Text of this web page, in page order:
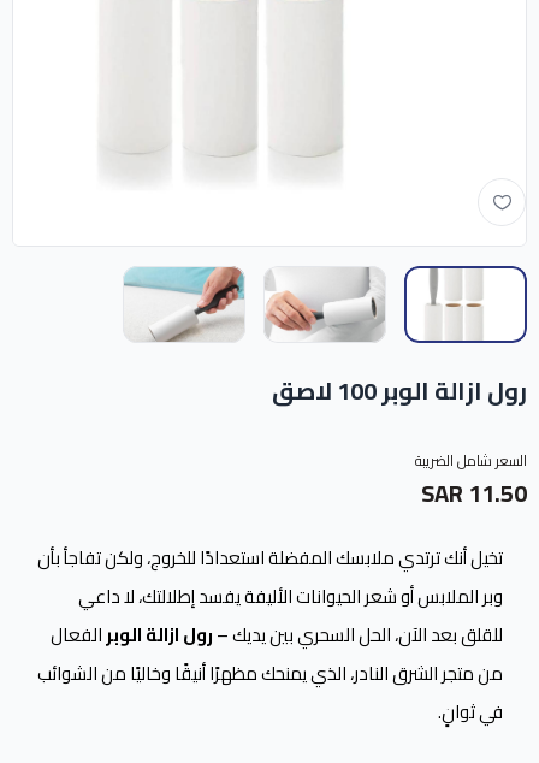
رول ازالة الوبر 100 لاصق
السعر شامل الضريبة
11.50 SAR
تخيل أنك ترتدي ملابسك المفضلة استعدادًا للخروج، ولكن تفاجأ بأن
وبر الملابس أو شعر الحيوانات الأليفة يفسد إطلالتك، لا داعي
للقلق بعد الآن، الحل السحري بين يديك –رول ازالة الوبرالفعال
من متجر الشرق النادر، الذي يمنحك مظهرًا أنيقًا وخاليًا من الشوائب
في ثوانٍ.